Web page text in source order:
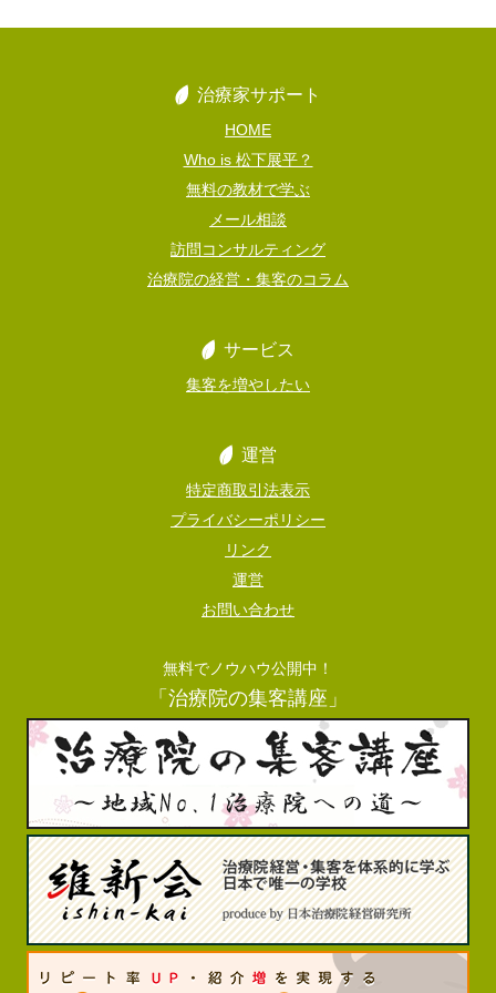
治療家サポート
HOME
Who is 松下展平？
無料の教材で学ぶ
メール相談
訪問コンサルティング
治療院の経営・集客のコラム
サービス
集客を増やしたい
運営
特定商取引法表示
プライバシーポリシー
リンク
運営
お問い合わせ